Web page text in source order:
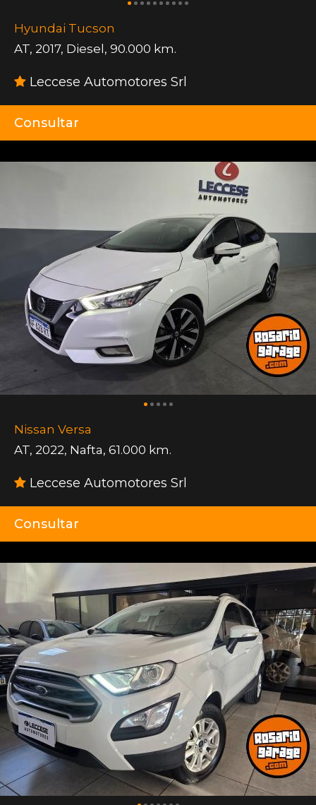
Hyundai Tucson
AT, 2017, Diesel, 90.000 km.
Leccese Automotores Srl
Consultar
Nissan Versa
AT, 2022, Nafta, 61.000 km.
Leccese Automotores Srl
Consultar